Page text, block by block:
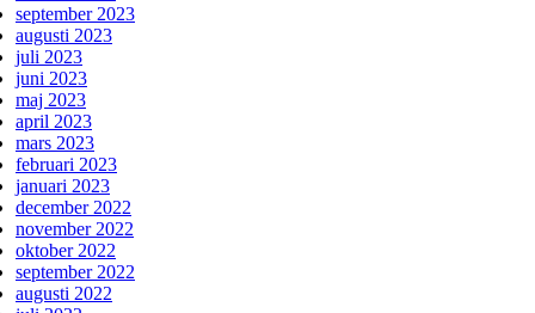
september 2023
augusti 2023
juli 2023
juni 2023
maj 2023
april 2023
mars 2023
februari 2023
januari 2023
december 2022
november 2022
oktober 2022
september 2022
augusti 2022